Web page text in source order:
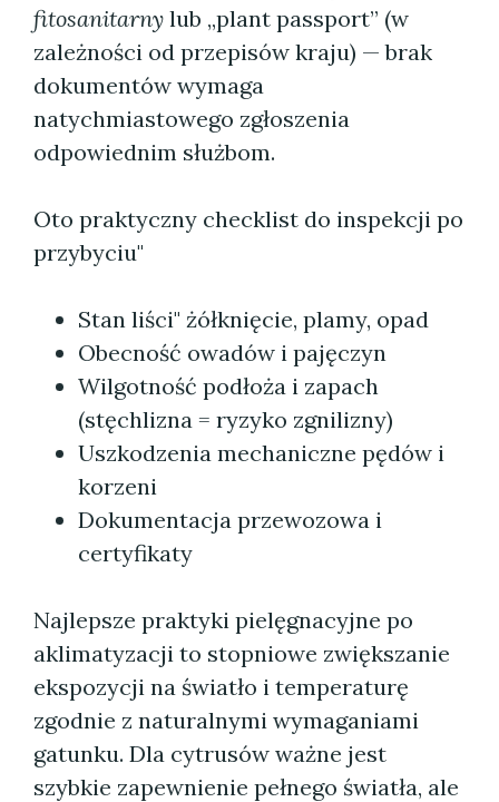
fitosanitarny lub „plant passport” (w
zależności od przepisów kraju) — brak
dokumentów wymaga
natychmiastowego zgłoszenia
odpowiednim służbom.
Oto praktyczny checklist do inspekcji po
przybyciu"
Stan liści" żółknięcie, plamy, opad
Obecność owadów i pajęczyn
Wilgotność podłoża i zapach
(stęchlizna = ryzyko zgnilizny)
Uszkodzenia mechaniczne pędów i
korzeni
Dokumentacja przewozowa i
certyfikaty
Najlepsze praktyki pielęgnacyjne po
aklimatyzacji to stopniowe zwiększanie
ekspozycji na światło i temperaturę
zgodnie z naturalnymi wymaganiami
gatunku. Dla cytrusów ważne jest
szybkie zapewnienie pełnego światła, ale